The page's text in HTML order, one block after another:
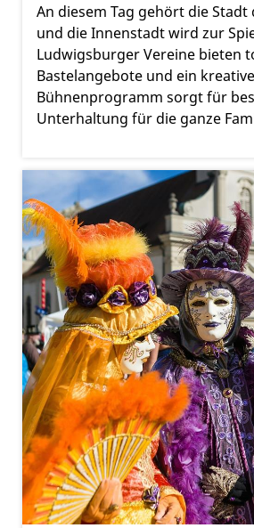
An diesem Tag gehört die Stadt
und die Innenstadt wird zur
Ludwigsburger Vereine bieten
Bastelangebote und ein
Bühnenprogramm sorgt für
Unterhaltung für die ganze